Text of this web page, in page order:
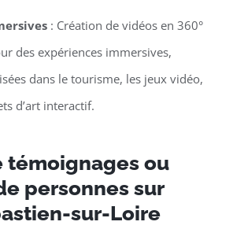
: Création de vidéos en 360°
des expériences immersives,
dans le tourisme, les jeux vidéo,
d’art interactif.
témoignages ou
personnes sur
sur-Loire